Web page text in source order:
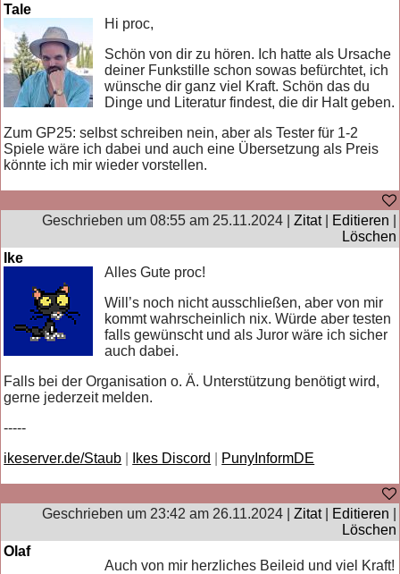
Tale
Hi proc,
Schön von dir zu hören. Ich hatte als Ursache
deiner Funkstille schon sowas befürchtet, ich
wünsche dir ganz viel Kraft. Schön das du
Dinge und Literatur findest, die dir Halt geben.
Zum GP25: selbst schreiben nein, aber als Tester für 1-2
Spiele wäre ich dabei und auch eine Übersetzung als Preis
könnte ich mir wieder vorstellen.
Geschrieben um 08:55 am 25.11.2024 | Zitat| Editieren
Löschen
Ike
Alles Gute proc!
Will’s noch nicht ausschließen, aber von mir
kommt wahrscheinlich nix. Würde aber testen
falls gewünscht und als Juror wäre ich sicher
auch dabei.
Falls bei der Organisation o. Ä. Unterstützung benötigt wird,
gerne jederzeit melden.
-----
ikeserver.de/Staub
Ikes Discord PunyInformDE
Geschrieben um 23:42 am 26.11.2024 | Zitat| Editieren
Löschen
Olaf
Auch von mir herzliches Beileid und viel Kraft!